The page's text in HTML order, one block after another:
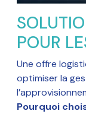
POUR
Une offre
optimiser la
Pourquoi